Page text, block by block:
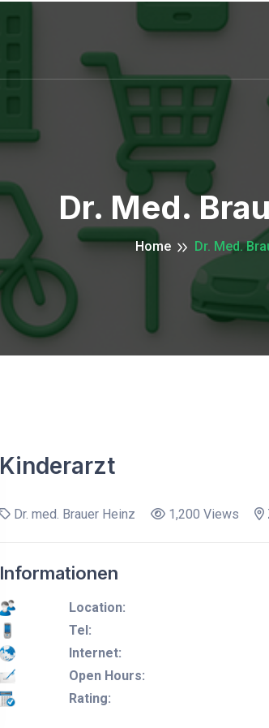
Dr. Med.
Home Dr. Med.
Kinderarzt
Dr. med. Brauer Heinz 1,200 Views
Informationen
Location:
Tel:
Internet:
Open Hours:
Rating: